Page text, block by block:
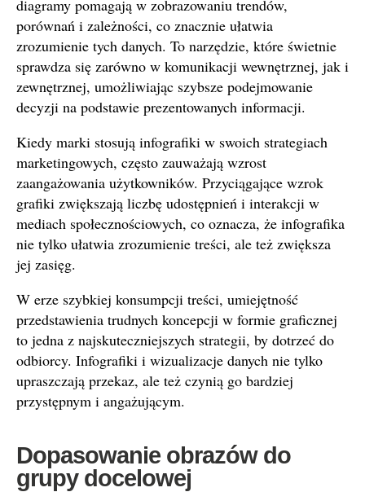
diagramy pomagają w zobrazowaniu trendów,
porównań i zależności, co znacznie ułatwia
zrozumienie tych danych. To narzędzie, które świetnie
sprawdza się zarówno w komunikacji wewnętrznej, jak i
zewnętrznej, umożliwiając szybsze podejmowanie
decyzji na podstawie prezentowanych informacji.
Kiedy marki stosują infografiki w swoich strategiach
marketingowych, często zauważają wzrost
zaangażowania użytkowników. Przyciągające wzrok
grafiki zwiększają liczbę udostępnień i interakcji w
mediach społecznościowych, co oznacza, że infografika
nie tylko ułatwia zrozumienie treści, ale też zwiększa
jej zasięg.
W erze szybkiej konsumpcji treści, umiejętność
przedstawienia trudnych koncepcji w formie graficznej
to jedna z najskuteczniejszych strategii, by dotrzeć do
odbiorcy. Infografiki i wizualizacje danych nie tylko
upraszczają przekaz, ale też czynią go bardziej
przystępnym i angażującym.
Dopasowanie obrazów do
grupy docelowej